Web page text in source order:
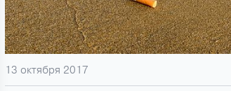
13 октября 2017